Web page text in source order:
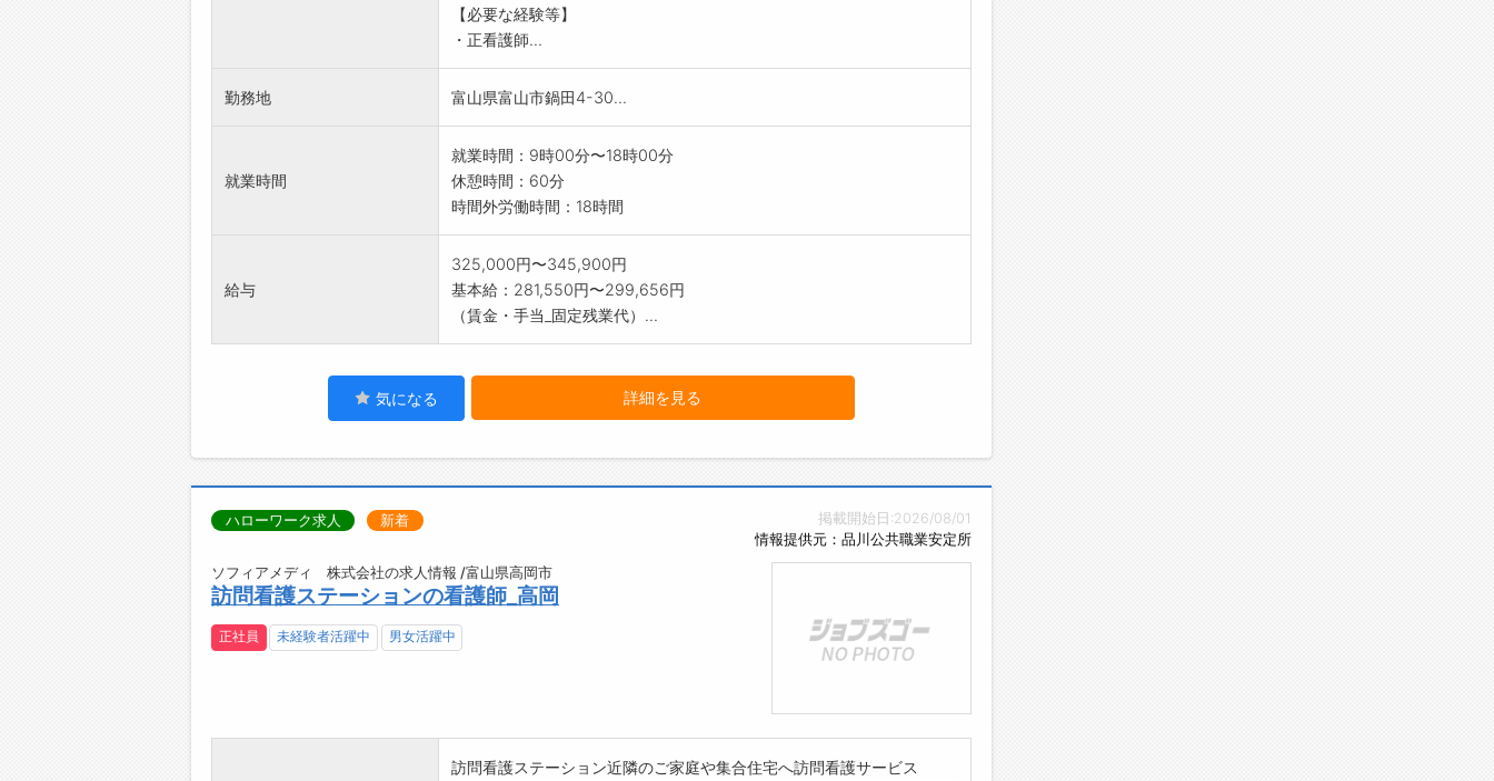
【必要な経験等】
・正看護師...
勤務地 富山県富山市鍋田4-30...
就業時間
就業時間：9時00分〜18時00分
休憩時間：60分
時間外労働時間：18時間
給与
325,000円〜345,900円
基本給：281,550円〜299,656円
（賃金・手当_固定残業代）...
気になる 詳細を見る
掲載開始日:2026/08/01
情報提供元：品川公共職業安定所
ハローワーク求人 新着
ソフィアメディ 株式会社の求人情報 /富山県高岡市
訪問看護ステーションの看護師_高岡
正社員 未経験者活躍中 男女活躍中
訪問看護ステーション近隣のご家庭や集合住宅へ訪問看護サービス